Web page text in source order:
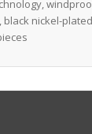
nickel-